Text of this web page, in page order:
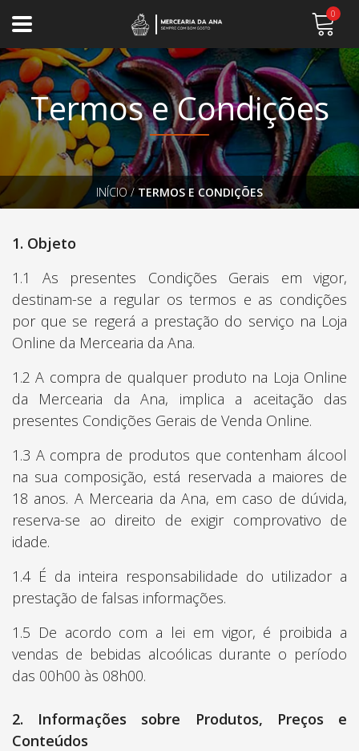
0
INÍCIO/ TERMOS E CONDIÇÕES
Termos e Condições
1. Objeto
1.1 As presentes Condições Gerais em vigor,
destinam-se a regular os termos e as condições
por que se regerá a prestação do serviço na Loja
Online da Mercearia da Ana.
1.2 A compra de qualquer produto na Loja Online
da Mercearia da Ana, implica a aceitação das
presentes Condições Gerais de Venda Online.
1.3 A compra de produtos que contenham álcool
na sua composição, está reservada a maiores de
18 anos. A Mercearia da Ana, em caso de dúvida,
reserva-se ao direito de exigir comprovativo de
idade.
1.4 É da inteira responsabilidade do utilizador a
prestação de falsas informações.
1.5 De acordo com a lei em vigor, é proibida a
vendas de bebidas alcoólicas durante o período
das 00h00 às 08h00.
2. Informações sobre Produtos, Preços e
Conteúdos